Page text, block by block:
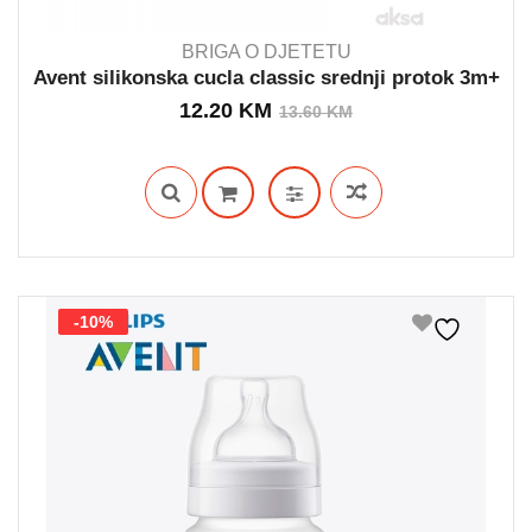
OUT STOCK
BRIGA O DJETETU
Avent silikonska cucla classic srednji protok 3m+
13.60KMIzvorna
bila
je:
13.60 KM.
12.20 KM
Trenutna
je:
12.20 KM.
-10%